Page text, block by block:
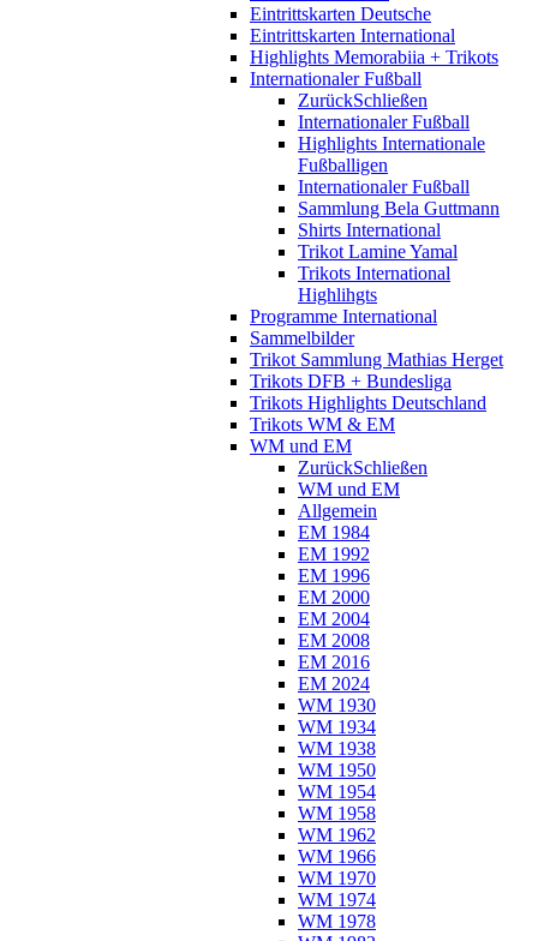
Eintrittskarten Deutsche
Eintrittskarten International
Highlights Memorabiia + Trikots
Internationaler Fußball
ZurückSchließen
Internationaler Fußball
Highlights Internationale
Fußballigen
Internationaler Fußball
Sammlung Bela Guttmann
Shirts International
Trikot Lamine Yamal
Trikots International
Highlihgts
Programme International
Sammelbilder
Trikot Sammlung Mathias Herget
Trikots DFB + Bundesliga
Trikots Highlights Deutschland
Trikots WM & EM
WM und EM
ZurückSchließen
WM und EM
Allgemein
EM 1984
EM 1992
EM 1996
EM 2000
EM 2004
EM 2008
EM 2016
EM 2024
WM 1930
WM 1934
WM 1938
WM 1950
WM 1954
WM 1958
WM 1962
WM 1966
WM 1970
WM 1974
WM 1978